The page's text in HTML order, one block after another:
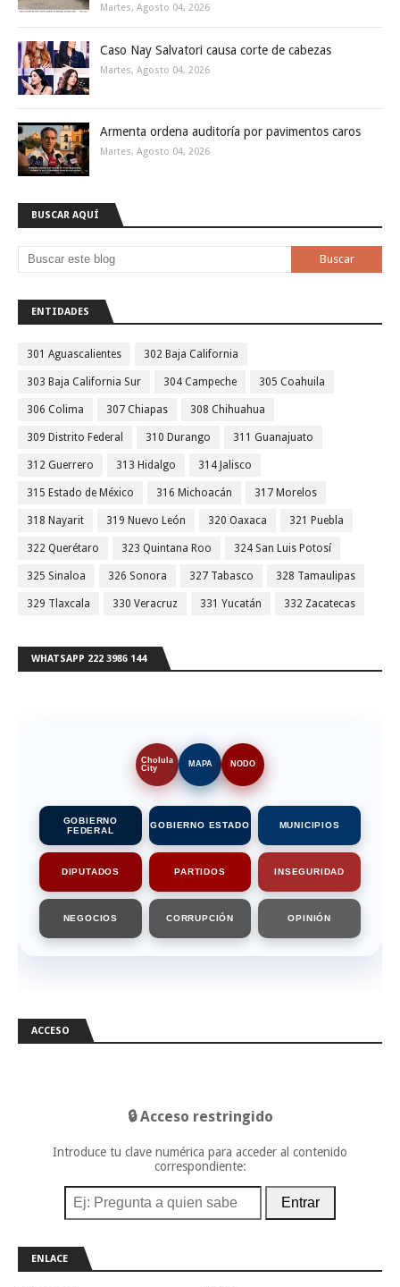
Martes, Agosto 04, 2026
Caso Nay Salvatori causa corte de cabezas
Martes, Agosto 04, 2026
Armenta ordena auditoría por pavimentos caros
Martes, Agosto 04, 2026
BUSCAR AQUÍ
ENTIDADES
301 Aguascalientes 302 Baja California
303 Baja California Sur 304 Campeche 305 Coahuila
306 Colima 307 Chiapas 308 Chihuahua
309 Distrito Federal 310 Durango 311 Guanajuato
312 Guerrero 313 Hidalgo 314 Jalisco
315 Estado de México 316 Michoacán 317 Morelos
318 Nayarit 319 Nuevo León 320 Oaxaca 321 Puebla
322 Querétaro 323 Quintana Roo 324 San Luis Potosí
325 Sinaloa 326 Sonora 327 Tabasco 328 Tamaulipas
329 Tlaxcala 330 Veracruz 331 Yucatán 332 Zacatecas
WHATSAPP 222 3986 144
Cholula
City
MAPA NODO
GOBIERNO
FEDERAL
GOBIERNO ESTADO MUNICIPIOS
DIPUTADOS PARTIDOS INSEGURIDAD
NEGOCIOS CORRUPCIÓN OPINIÓN
ACCESO
🔒 Acceso restringido
Introduce tu clave numérica para acceder al contenido
correspondiente:
Entrar
ENLACE